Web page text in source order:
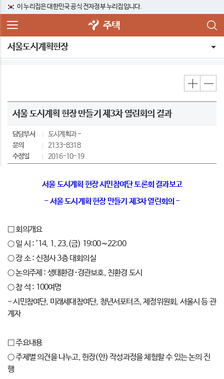
이 누리집은 대한민국 공식 전자정부 누리집입니다.
주택
서울도시계획헌장
서울 도시계획 헌장 만들기 제3차 열린회의 결과
담당부서
도시계획과
문의
2133-8318
수정일
2016-10-19
서울 도시계획 헌장 시민참여단 토론회 결과보고
- 서울 도시계획 헌장 만들기 제3차 열린회의 -
□ 회의개요
○ 일 시 : ’14. 1. 23.(금) 19:00∼22:00
○ 장 소 : 신청사 3층 대회의실
○ 논의주제 : 생태환경･경관보호, 친환경 도시
○ 참 석 : 100여명
- 시민참여단, 미래세대참여단, 청년서포터즈, 제정위원회, 서울시 등 관
계자
□ 주요내용
○ 주제별 의견을 나누고, 헌장(안) 작성과정을 체험할 수 있는 논의 진
행